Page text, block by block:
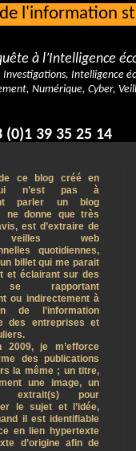
l'information
à l’Intelligence
Investigations, Intelligence
Numérique, Cyber,
(0)1 39 35 25 14
de ce blog créé en
n’est pas à
parler un blog
ne donne que très
est d’extraire de
web
quotidiennes,
billet qui me parait
et éclairant sur des
rapportant
ou indirectement à
de l’information
des entreprises et
2009, je m’efforce
des publications
la même ; un titre,
une image, un
pour
le sujet et l’idée,
il est identifiable
en lien hypertexte
d’origine afin de